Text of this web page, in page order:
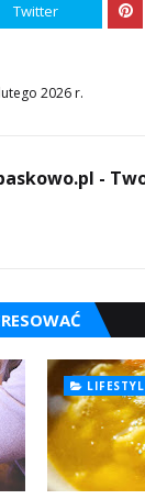
Twitter
2026 r.
-